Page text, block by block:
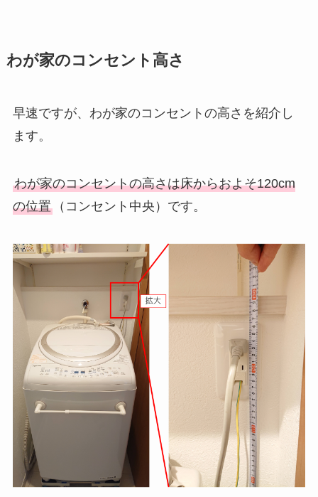
わが家のコンセント高さ
早速ですが、わが家のコンセントの高さを紹介し
ます。
わが家のコンセントの高さは床からおよそ120cm
の位置（コンセント中央）です。